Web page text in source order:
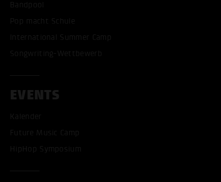
Bandpool
Pop macht Schule
International Summer Camp
Songwriting-Wettbewerb
EVENTS
Kalender
Future Music Camp
HipHop Symposium